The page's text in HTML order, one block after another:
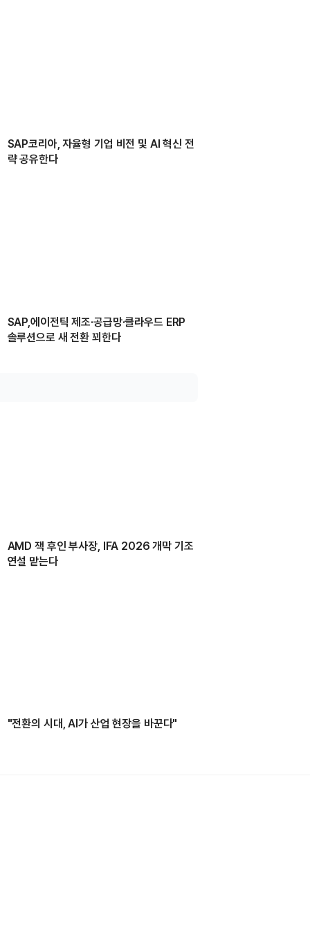
SAP코리아, 자율형 기업 비전 및 AI 혁신 전
략 공유한다
SAP,에이전틱 제조·공급망·클라우드 ERP
솔루션으로 새 전환 꾀한다
AMD 잭 후인 부사장, IFA 2026 개막 기조
연설 맡는다
"전환의 시대, AI가 산업 현장을 바꾼다"